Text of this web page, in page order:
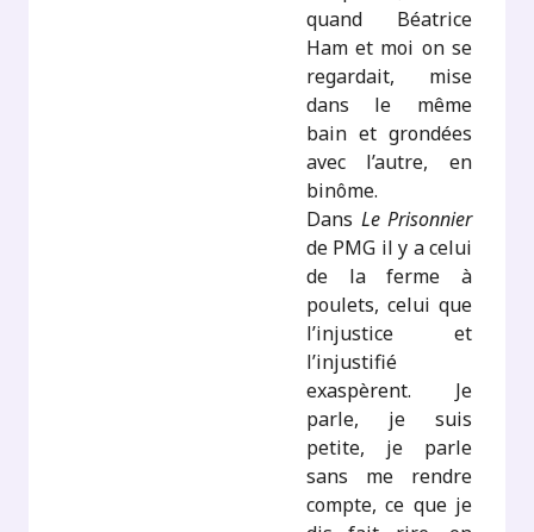
quand Béatrice
Ham et moi on se
regardait, mise
dans le même
bain et grondées
avec l’autre, en
binôme.
Dans Le Prisonnier
de PMG il y a celui
de la ferme à
poulets, celui que
l’injustice et
l’injustifié
exaspèrent. Je
parle, je suis
petite, je parle
sans me rendre
compte, ce que je